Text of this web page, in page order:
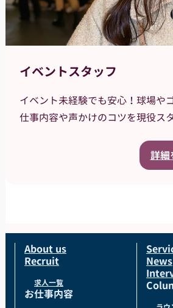
イベントスタッフ
イベント未経験でも安心！球場や
仕事内容や声かけのコツを現役ス
詳細
About us
Recruit
求人一覧
お仕事内容
News